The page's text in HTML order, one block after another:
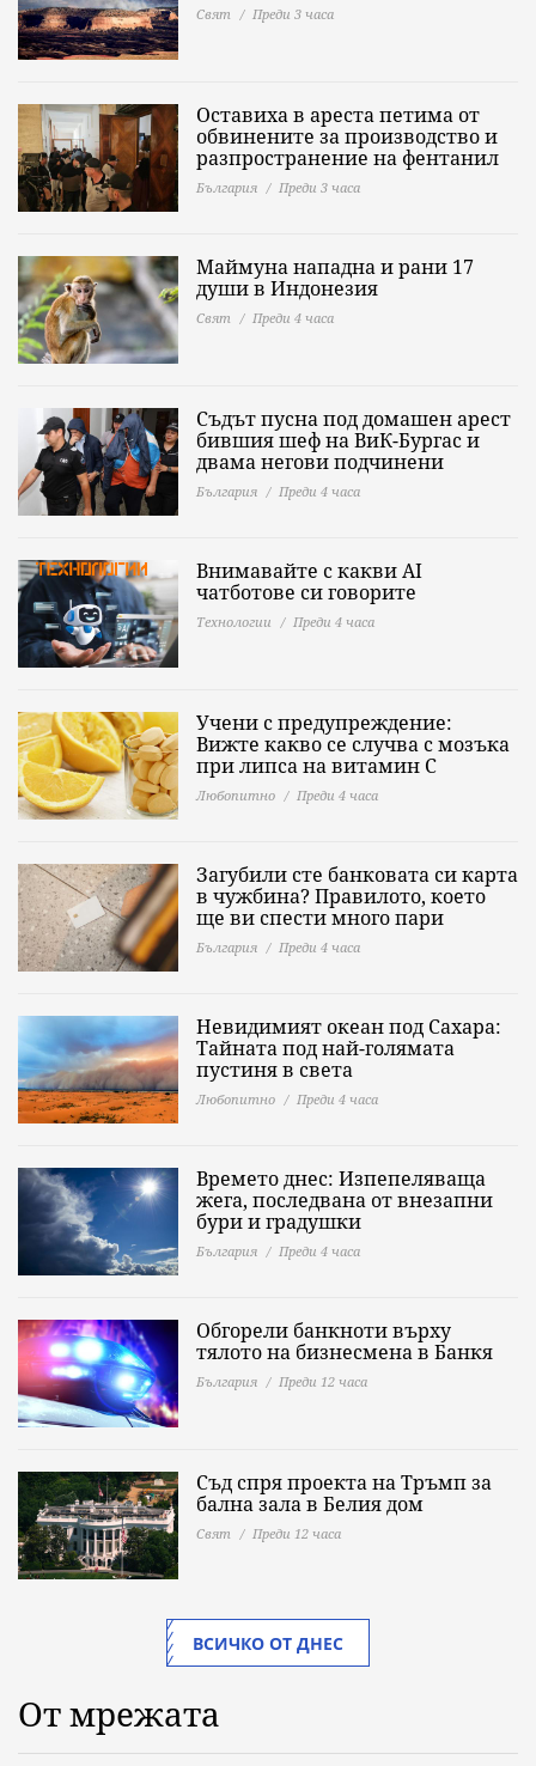
Свят Преди 3 часа
Оставиха в ареста петима от
обвинените за производство и
разпространение на фентанил
България Преди 3 часа
Маймуна нападна и рани 17
души в Индонезия
Свят Преди 4 часа
Съдът пусна под домашен арест
бившия шеф на ВиК-Бургас и
двама негови подчинени
България Преди 4 часа
Внимавайте с какви AI
чатботове си говорите
Технологии Преди 4 часа
Учени с предупреждение:
Вижте какво се случва с мозъка
при липса на витамин C
Любопитно Преди 4 часа
Загубили сте банковата си карта
в чужбина? Правилото, което
ще ви спести много пари
България Преди 4 часа
Невидимият океан под Сахара:
Тайната под най-голямата
пустиня в света
Любопитно Преди 4 часа
Времето днес: Изпепеляваща
жега, последвана от внезапни
бури и градушки
България Преди 4 часа
Обгорели банкноти върху
тялото на бизнесмена в Банкя
България Преди 12 часа
Съд спря проекта на Тръмп за
бална зала в Белия дом
Свят Преди 12 часа
ВСИЧКО ОТ ДНЕС
От мрежата